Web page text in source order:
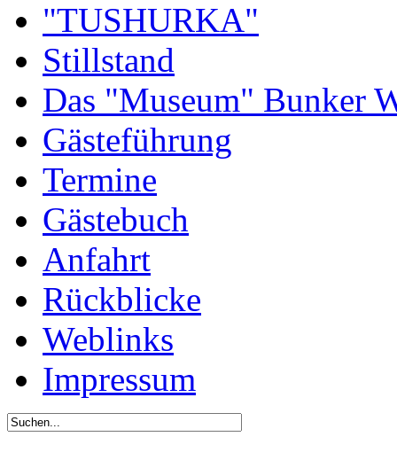
"TUSHURKA"
Stillstand
Das "Museum" Bunker
Gästeführung
Termine
Gästebuch
Anfahrt
Rückblicke
Weblinks
Impressum